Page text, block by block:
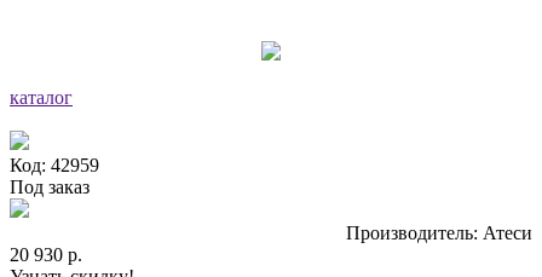
каталог
Код: 42959
Под заказ
Производитель: Атеси
20 930 р.